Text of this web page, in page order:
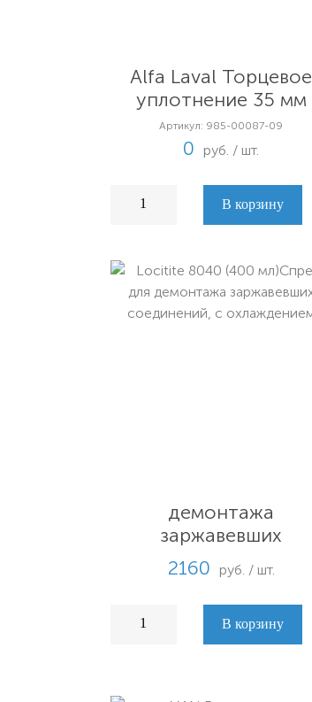
Alfa Laval Торцевое
уплотнение 35 мм
Артикул: 985-00087-09
0 руб. / шт.
В корзину
демонтажа
заржавевших
соединений, с
охлаждением
2160 руб. / шт.
В корзину